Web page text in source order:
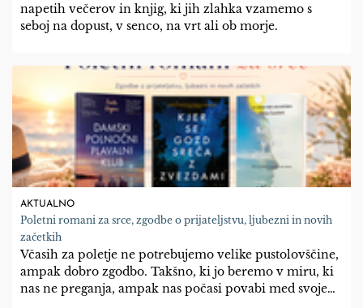
napetih večerov in knjig, ki jih zlahka vzamemo s
seboj na dopust, v senco, na vrt ali ob morje.
AKTUALNO
Poletni romani za srce, zgodbe o prijateljstvu, ljubezni in novih
začetkih
Včasih za poletje ne potrebujemo velike pustolovščine,
ampak dobro zgodbo. Takšno, ki jo beremo v miru, ki
nas ne preganja, ampak nas počasi povabi med svoje